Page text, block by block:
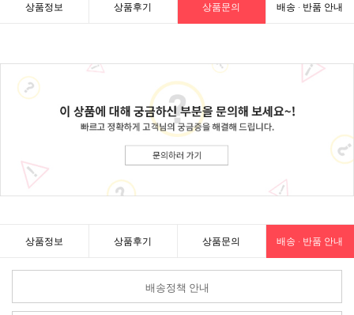
상품정보 상품후기 상품문의 배송 · 반품 안내
상품정보 상품후기 상품문의 배송 · 반품 안내
배송정책 안내